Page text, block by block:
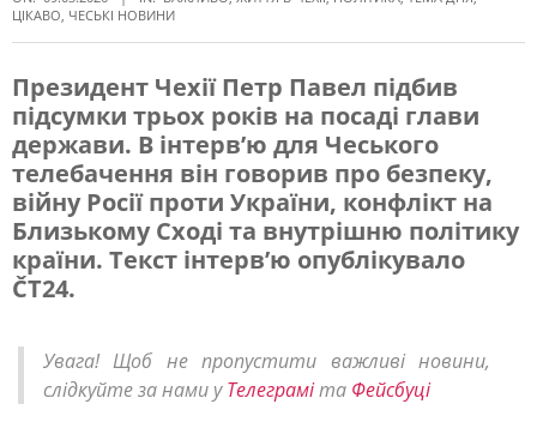
ЦІКАВО, ЧЕСЬКІ НОВИНИ
П
е
т
р
П
в
Президент Чехії Петр Павел підбив
підсумки трьох років на посаді глави
держави. В інтерв’ю для Чеського
телебачення він говорив про безпеку,
війну Росії проти України, конфлікт на
Близькому Сході та внутрішню політику
країни. Текст інтерв’ю опублікувало
ČT24.
Увага! Щоб не пропустити важливі новини,
слідкуйте за нами уТелеграміта Фейсбуці